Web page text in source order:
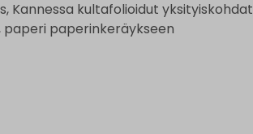
Kannessa kultafolioidut yksityiskohdat
paperinkeräykseen